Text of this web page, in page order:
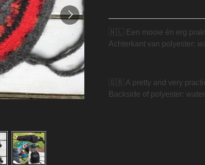
🇳🇱 Een mooie én erg
Achterkant van polyester:
🇬🇧 A pretty and very
Backside of polyester: